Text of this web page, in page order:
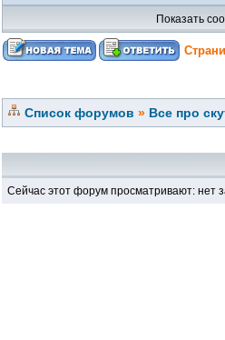
Показать
Список форумов » Все про
Сейчас этот форум просматривают: нет